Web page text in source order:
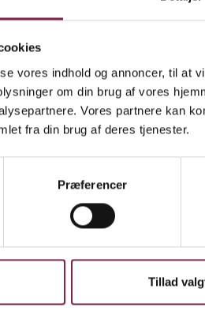
vores indhold og annoncer, til at
om din brug af vores
Vores partnere kan
fra din brug af deres tjenester.
Præferencer
Tillad
Men ligeså snart
De har hygget sig, gået tur,
rigtig god formiddag. Og
tog af sted," fortæller
kedeligt for dem at være